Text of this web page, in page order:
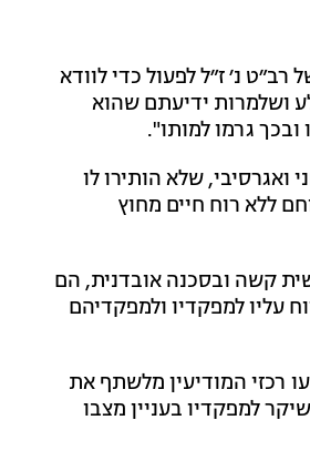
נ׳ ז״ל לפעול כדי לוודא
ושלמרות ידיעתם שהוא
גרמו למותו".
שלא הותירו לו
ללא רוח חיים מחוץ
קשה ובסכנה אובדנית, הם
עליו למפקדיו ולמפקדיהם
רכזי המודיעין מלשתף את
למפקדיו בעניין מצבו